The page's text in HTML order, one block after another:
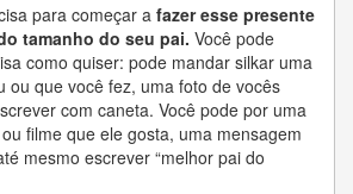
para começar a fazer esse presente
tamanho do seu pai. Você pode
como quiser: pode mandar silkar uma
ou que você fez, uma foto de vocês
com caneta. Você pode por uma
filme que ele gosta, uma mensagem
mesmo escrever “melhor pai do